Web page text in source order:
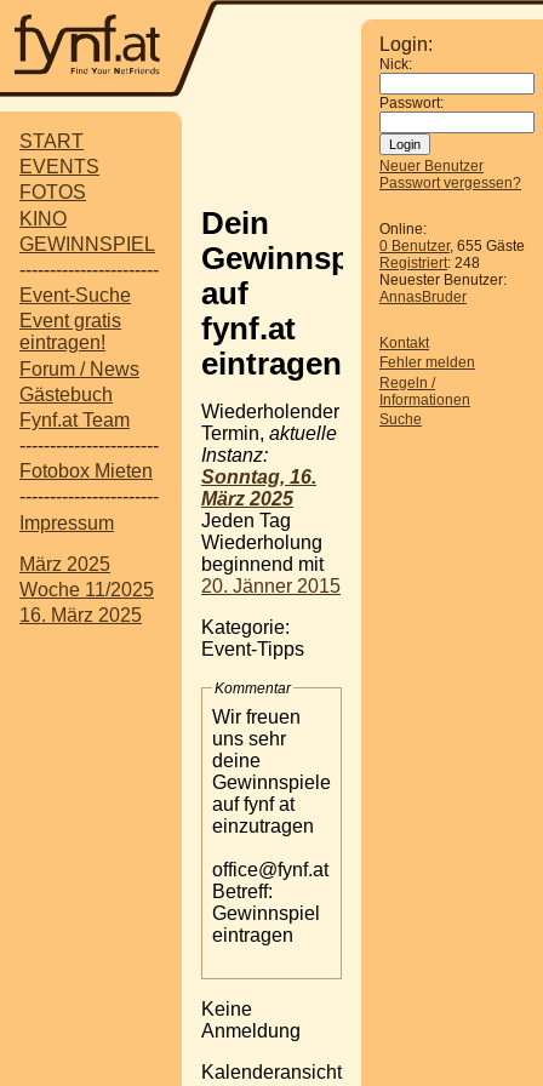
START
EVENTS
FOTOS
KINO
GEWINNSPIEL
-----------------------
Event-Suche
Event gratis
eintragen!
Forum / News
Gästebuch
Fynf.at Team
-----------------------
Fotobox Mieten
-----------------------
Impressum
März 2025
Woche 11/2025
16. März 2025
Login:
Nick:
Passwort:
Neuer Benutzer
Passwort vergessen?
Online:
0 Benutzer, 655 Gäste
Registriert: 248
Neuester Benutzer:
AnnasBruder
Kontakt
Fehler melden
Regeln /
Informationen
Suche
Dein
Gewinnspiel
auf
fynf.at
eintragen
Wiederholender
Termin, aktuelle
Instanz:
Sonntag, 16.
März 2025
Jeden Tag
Wiederholung
beginnend mit
20. Jänner 2015
Kategorie:
Event-Tipps
Kommentar
Wir freuen
uns sehr
deine
Gewinnspiele
auf fynf at
einzutragen
office@fynf.at
Betreff:
Gewinnspiel
eintragen
Keine
Anmeldung
Kalenderansicht